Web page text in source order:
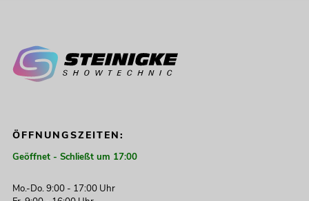
ÖFFNUNGSZEITEN:
Geöffnet - Schließt um 17:00
Mo.-Do. 9:00 - 17:00 Uhr